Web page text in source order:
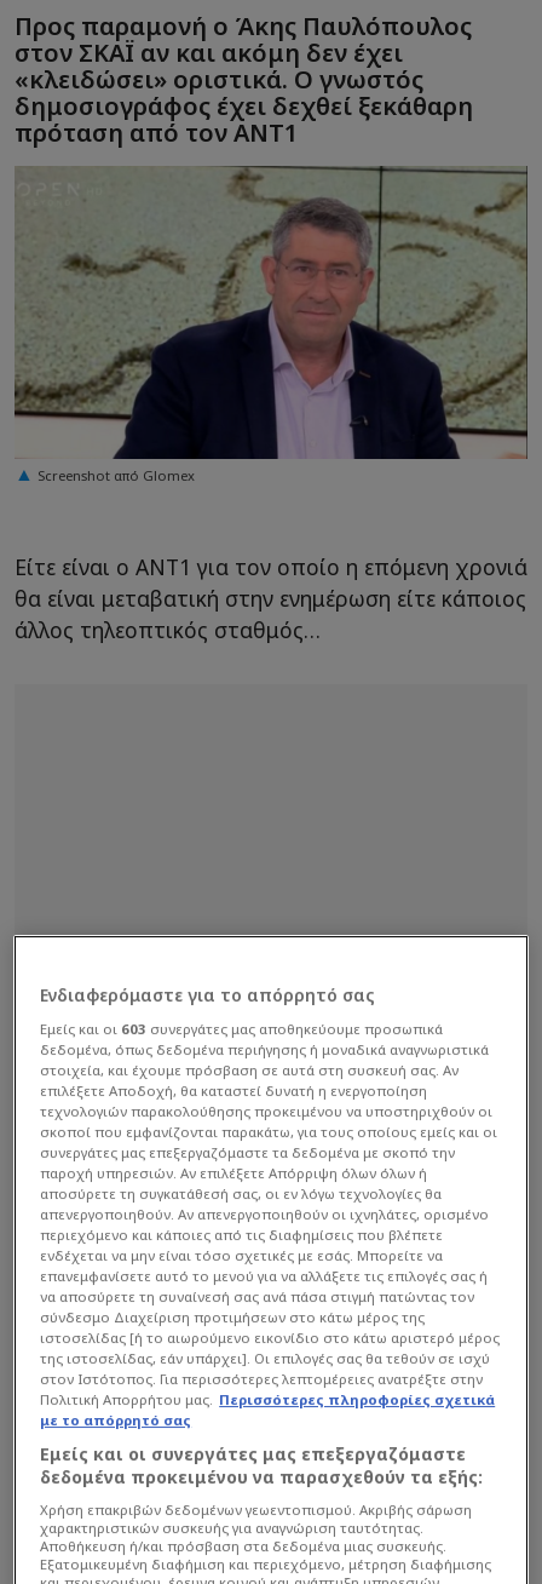
Προς παραμονή ο Άκης Παυλόπουλος
στον ΣΚΑΪ αν και ακόμη δεν έχει
«κλειδώσει» οριστικά. Ο γνωστός
δημοσιογράφος έχει δεχθεί ξεκάθαρη
πρόταση από τον ΑΝΤ1
Screenshot από Glomex
Είτε είναι ο ΑΝΤ1 για τον οποίο η επόμενη χρονιά
θα είναι μεταβατική στην ενημέρωση είτε κάποιος
άλλος τηλεοπτικός σταθμός…
Διαβάστε τη συνέχεια στοnassosblog.gr
LIFE
Ενδιαφερόμαστε για το απόρρητό σας
Εμείς και οι 603 συνεργάτες μας αποθηκεύουμε προσωπικά
δεδομένα, όπως δεδομένα περιήγησης ή μοναδικά αναγνωριστικά
στοιχεία, και έχουμε πρόσβαση σε αυτά στη συσκευή σας. Αν
επιλέξετε Αποδοχή, θα καταστεί δυνατή η ενεργοποίηση
τεχνολογιών παρακολούθησης προκειμένου να υποστηριχθούν οι
σκοποί που εμφανίζονται παρακάτω, για τους οποίους εμείς και οι
συνεργάτες μας επεξεργαζόμαστε τα δεδομένα με σκοπό την
παροχή υπηρεσιών. Αν επιλέξετε Απόρριψη όλων όλων ή
αποσύρετε τη συγκατάθεσή σας, οι εν λόγω τεχνολογίες θα
απενεργοποιηθούν. Αν απενεργοποιηθούν οι ιχνηλάτες, ορισμένο
περιεχόμενο και κάποιες από τις διαφημίσεις που βλέπετε
ενδέχεται να μην είναι τόσο σχετικές με εσάς. Μπορείτε να
επανεμφανίσετε αυτό το μενού για να αλλάξετε τις επιλογές σας ή
να αποσύρετε τη συναίνεσή σας ανά πάσα στιγμή πατώντας τον
σύνδεσμο Διαχείριση προτιμήσεων στο κάτω μέρος της
ιστοσελίδας [ή το αιωρούμενο εικονίδιο στο κάτω αριστερό μέρος
της ιστοσελίδας, εάν υπάρχει]. Οι επιλογές σας θα τεθούν σε ισχύ
στον Ιστότοπος. Για περισσότερες λεπτομέρειες ανατρέξτε στην
Πολιτική Απορρήτου μας. Περισσότερες πληροφορίες σχετικά
με το απόρρητό σας
Εμείς και οι συνεργάτες μας επεξεργαζόμαστε
δεδομένα προκειμένου να παρασχεθούν τα εξής:
Χρήση επακριβών δεδομένων γεωεντοπισμού. Ακριβής σάρωση
χαρακτηριστικών συσκευής για αναγνώριση ταυτότητας.
Αποθήκευση ή/και πρόσβαση στα δεδομένα μιας συσκευής.
Εξατομικευμένη διαφήμιση και περιεχόμενο, μέτρηση διαφήμισης